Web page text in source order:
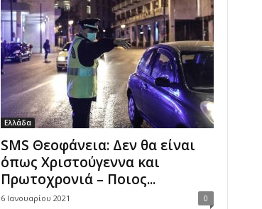
Ελλάδα
SMS Θεοφάνεια: Δεν θα είναι
όπως Χριστούγεννα και
Πρωτοχρονιά – Ποιος...
6 Ιανουαρίου 2021 0